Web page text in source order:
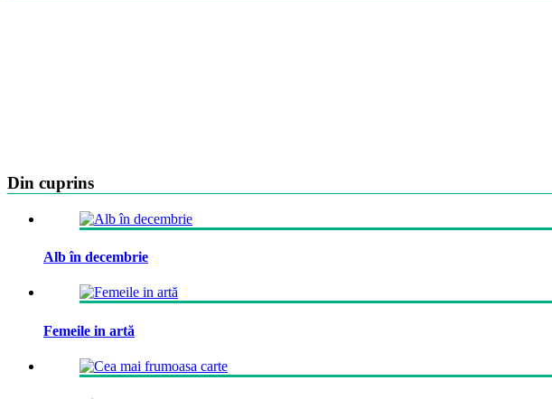
Din cuprins
Alb în decembrie
Femeile in artă